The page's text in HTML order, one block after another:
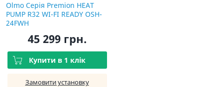
Olmo Серія Premion HEAT
PUMP R32 WI-FI READY OSH-
24FWH
45 299 грн.
Купити в 1 клік
Замовити установку